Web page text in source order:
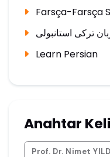
Farsça-Farsça
ترکی استانبولی
Learn Persian
Anahtar
Prof. Dr. Nimet